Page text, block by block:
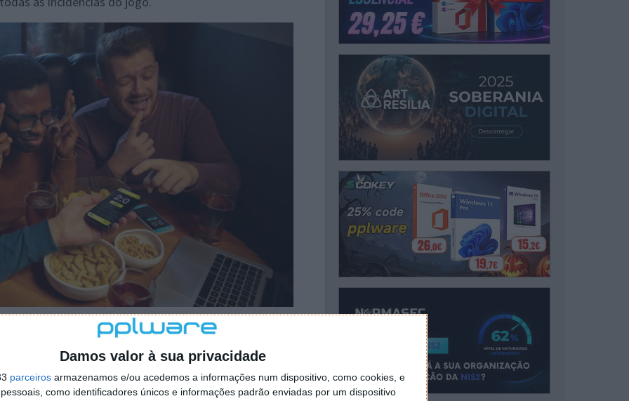
Damos valor à sua privacidade
parceiros armazenamos e/ou acedemos a informações num dispositivo, como cookies, e
como identificadores únicos e informações padrão enviadas por um dispositivo
acompanhar os seus jogos favoritos
de apostas, como aBetano, conseguiram
para os fãs. Através de um ambiente com
do utilizador, este tipo de plataforma cria